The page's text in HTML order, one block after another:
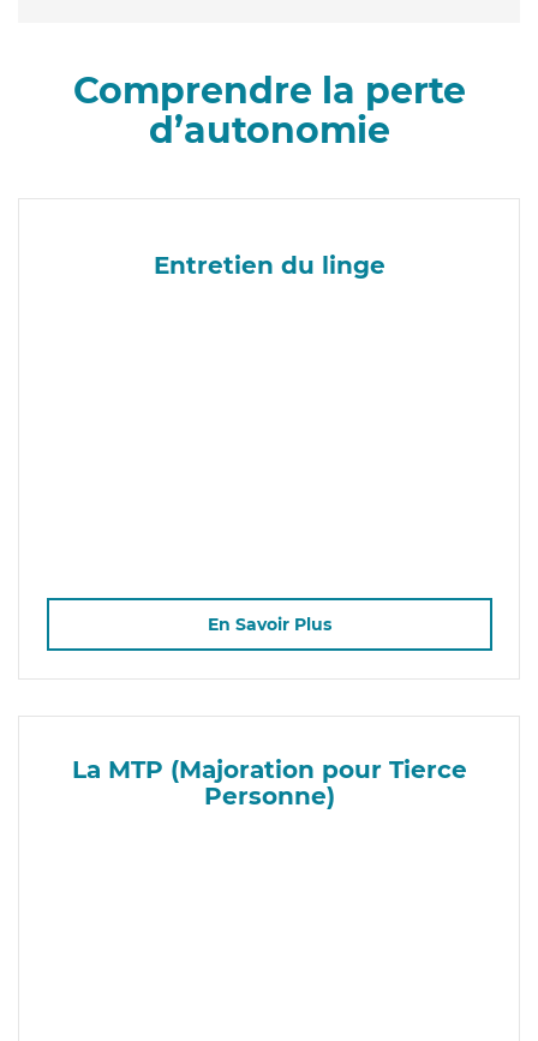
Comprendre la perte
d’autonomie
Entretien du linge
En Savoir Plus
La MTP (Majoration pour Tierce
Personne)